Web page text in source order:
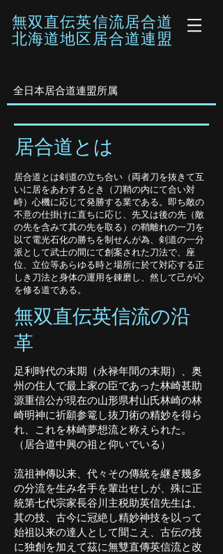
無双直伝英信流居合道
​北海道地区居合道連盟
全日本居合道連盟所属
居合道とは
​居合道とは剣道の立ち合い（両者刀を抜きて互
いに居をあわするとき（刀鞘の内にて合い対
峙）心機に応じて発勝する業である。即ち敵の
不意の仕掛けに直ちに応じ、先又は後の先（敵
の先を含みて其の先を取る）の鞘離れの一刀を
以て電光石化の勝ちを制せんが為、剣道の一分
派として武士の間にて創案された刀法で、座
位、立位等あらゆる時と場所に於て対応する正
しき刀法と身体の運用を錬磨し、然して己が心
を修る道である。
無双直伝英信流の沿
革
足利時代の末期（永禄年間の末期）、奥
州の住人で最上家の臣であった林崎甚助
源重信公が現在の山形県村山氏林崎の林
崎明神に祈願参篭し抜刀術の精妙を得ら
れ、これを林崎夢想流と称えられた。
（居合道中興の祖と仰いでいる）
​流祖神傳以来、代々その傳統を継ぎ幾多
の分流を生み名手を輩出せしが、殊に正
統第七代宗家長谷川主税助英信先生は、
其の技、古今に冠絶し精妙神技を以って
始祖以来の達人として聞こえ、古伝の技
に独創を加えて茲に無雙直傳英信流と改